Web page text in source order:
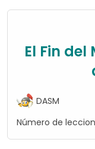
El Fin del
DASM
Número de